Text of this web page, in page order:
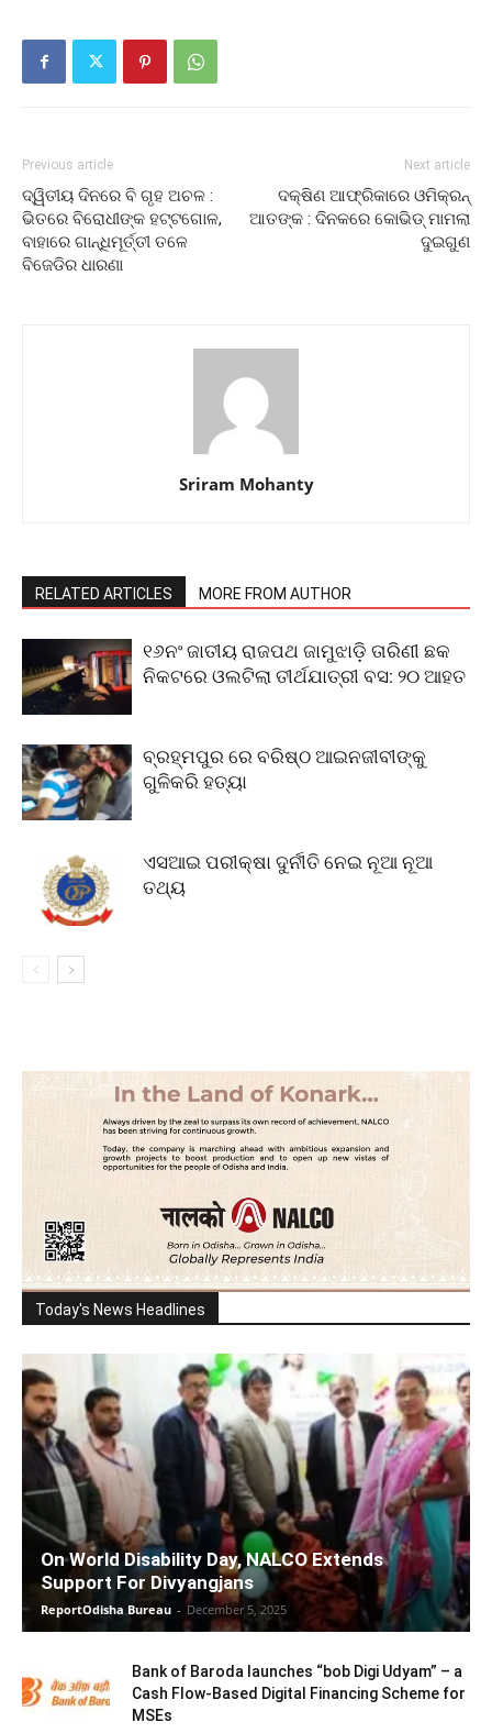
Previous article
ଦ୍ୱିତୀୟ ଦିନରେ ବି ଗୃହ ଅଚଳ :
ଭିତରେ ବିରୋଧୀଙ୍କ ହଟ୍ଟଗୋଳ,
ବାହାରେ ଗାନ୍ଧିମୂର୍ତ୍ତୀ ତଳେ
ବିଜେଡିର ଧାରଣା
Next article
ଦକ୍ଷିଣ ଆଫ୍ରିକାରେ ଓମିକ୍ରନ୍
ଆତଙ୍କ : ଦିନକରେ କୋଭିଡ୍‌ ମାମଲା
ଦୁଇଗୁଣ
Sriram Mohanty
RELATED ARTICLES MORE FROM AUTHOR
୧୬ନଂ ଜାତୀୟ ରାଜପଥ ଜାମୁଝାଡ଼ି ତାରିଣୀ ଛକ
ନିକଟରେ ଓଲଟିଲା ତୀର୍ଥଯାତ୍ରୀ ବସ: ୨୦ ଆହତ
ବ୍ରହ୍ମପୁର ରେ ବରିଷ୍ଠ ଆଇନଜୀବୀଙ୍କୁ
ଗୁଳିକରି ହତ୍ୟା
ଏସଆଇ ପରୀକ୍ଷା ଦୁର୍ନୀତି ନେଇ ନୂଆ ନୂଆ
ତଥ୍ୟ
Today's News Headlines
On World Disability Day, NALCO Extends
Support For Divyangjans
ReportOdisha Bureau - December 5, 2025
Bank of Baroda launches “bob Digi Udyam” – a
Cash Flow-Based Digital Financing Scheme for
MSEs